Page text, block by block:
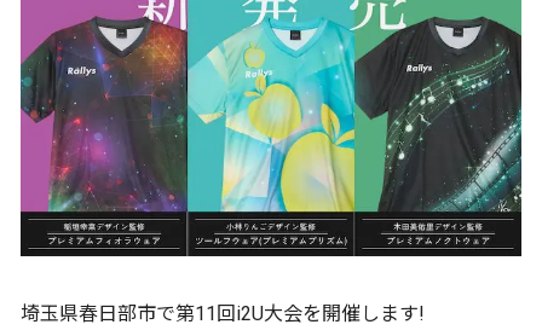
埼玉県春日部市で第11回i2U大会を開催します!